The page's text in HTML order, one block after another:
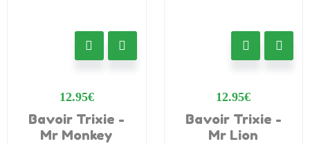
12.95€
Bavoir Trixie -
Mr Monkey
12.95€
Bavoir Trixie -
Mr Lion